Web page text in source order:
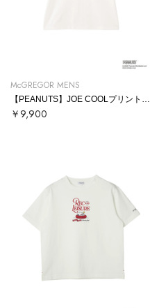
McGREGOR MENS
【PEANUTS】JOE COOLプリントTシャツ
￥9,900